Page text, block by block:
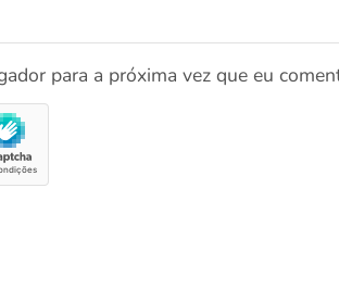
para a próxima vez que eu